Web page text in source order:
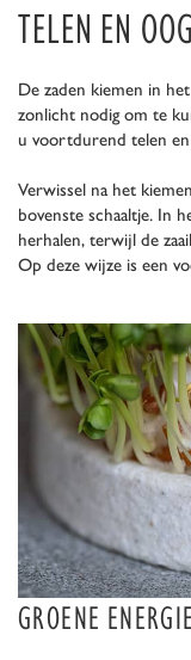
TELEN EN
De zaden kiemen in
zonlicht nodig om te
u voortdurend telen
Verwissel na het
bovenste schaaltje. In
herhalen, terwijl de
Op deze wijze is een
GROENE